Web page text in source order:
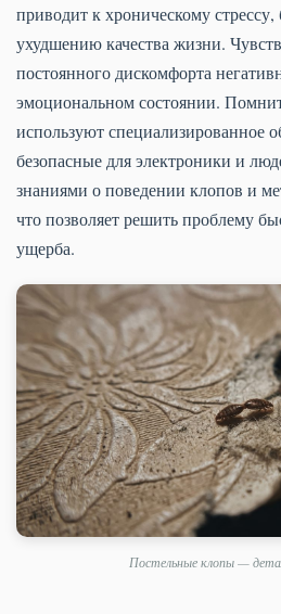
приводит к хроническому стрессу,
ухудшению качества жизни.
постоянного дискомфорта
эмоциональном состоянии.
используют специализированное
безопасные для электроники и
знаниями о поведении клопов и
что позволяет решить проблему
ущерба.
Постельные клопы —